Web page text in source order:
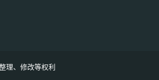
理、修改等权利